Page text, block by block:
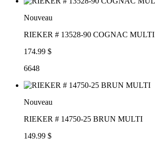
Nouveau
RIEKER # 13528-90 COGNAC MULTI
174.99 $
6648
Nouveau
RIEKER # 14750-25 BRUN MULTI
149.99 $